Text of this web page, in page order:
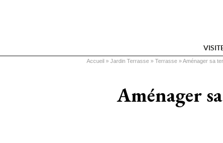
Vous êtes ici
Accueil » Jardin Terrasse » Terrasse » Aménager sa
Aménager